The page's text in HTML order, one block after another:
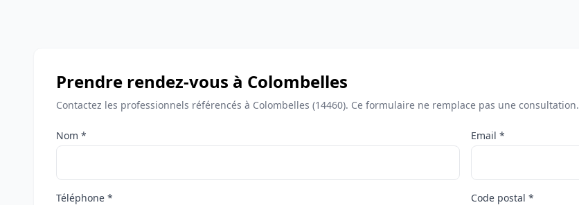
Prendre rendez-vous à Colombelles
Contactez les professionnels référencés à Colombelles (14460). Ce formulaire ne remplace pas une consultation.
Nom * Email *
Téléphone * Code postal *